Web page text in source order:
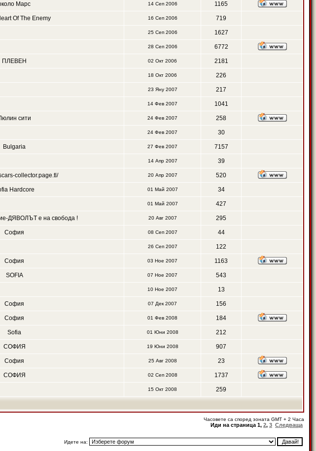
Марс 14 Сеп 2006 1165
Of The Enemy 16 Сеп 2006 719
25 Сеп 2006 1627
28 Сеп 2006 6772
ПЛЕВЕН 02 Окт 2006 2181
18 Окт 2006 226
23 Яну 2007 217
14 Фев 2007 1041
сити 24 Фев 2007 258
24 Фев 2007 30
Bulgaria 27 Фев 2007 7157
14 Апр 2007 39
collector.page.tl/ 20 Апр 2007 520
Hardcore 01 Май 2007 34
01 Май 2007 427
ДЯВОЛЪТ е на свобода ! 20 Авг 2007 295
София 08 Сеп 2007 44
26 Сеп 2007 122
София 03 Ное 2007 1163
SOFIA 07 Ное 2007 543
10 Ное 2007 13
София 07 Дек 2007 156
София 01 Фев 2008 184
Sofia 01 Юни 2008 212
СОФИЯ 19 Юни 2008 907
София 25 Авг 2008 23
СОФИЯ 02 Сеп 2008 1737
15 Окт 2008 259
Часовете са според зоната GMT + 2 Часа
Иди на страница 1, 2, 3 Следваща
Идете на: